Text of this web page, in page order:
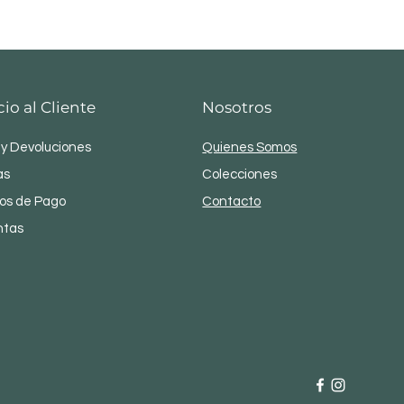
al Cliente
Devoluciones
de Pago
Nosotros
Quienes Somos
Colecciones
Contacto